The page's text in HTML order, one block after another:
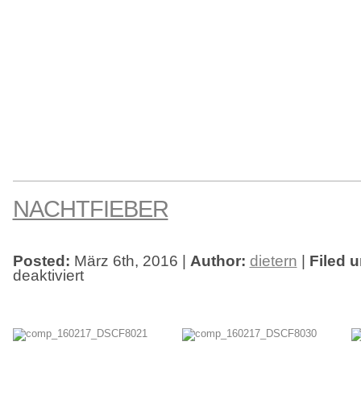
NACHTFIEBER
Posted: März 6th, 2016 | Author: dietern
Filed
deaktiviertfür
NachtFieber